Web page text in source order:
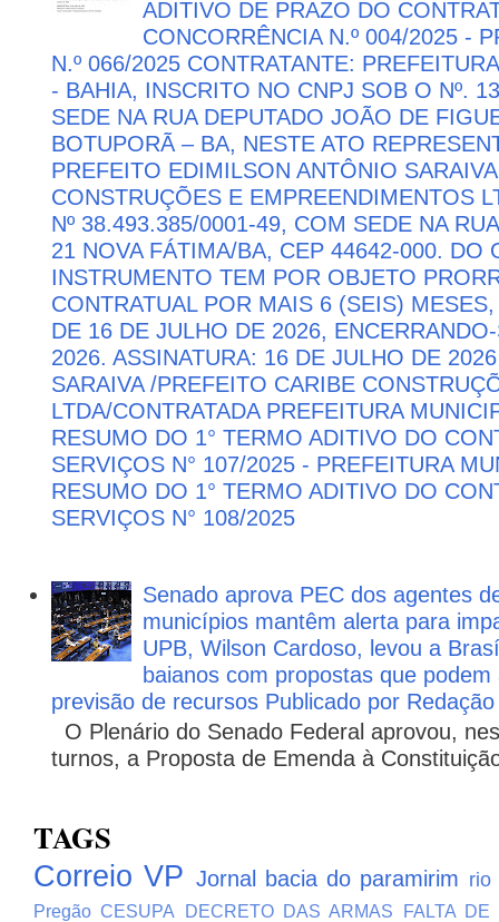
ADITIVO DE PRAZO DO
CONCORRÊNCIA N.º 004/2025 -
N.º 066/2025 CONTRATANTE:
- BAHIA, INSCRITO NO CNPJ SOB O Nº.
SEDE NA RUA DEPUTADO JOÃO DE
BOTUPORÃ – BA, NESTE ATO
PREFEITO EDIMILSON ANTÔNIO
CONSTRUÇÕES E EMPREENDIMENTOS
Nº 38.493.385/0001-49, COM SEDE NA
21 NOVA FÁTIMA/BA, CEP 44642-000. DO
INSTRUMENTO TEM POR OBJETO
CONTRATUAL POR MAIS 6 (SEIS)
DE 16 DE JULHO DE 2026,
2026. ASSINATURA: 16 DE JULHO DE
SARAIVA /PREFEITO CARIBE
LTDA/CONTRATADA PREFEITURA
RESUMO DO 1° TERMO ADITIVO DO
SERVIÇOS N° 107/2025 - PREFEITURA
RESUMO DO 1° TERMO ADITIVO DO
SERVIÇOS N° 108/2025
Senado aprova PEC dos agentes
municípios mantêm alerta para
UPB, Wilson Cardoso, levou a
baianos com propostas que
previsão de recursos Publicado por
O Plenário do Senado Federal aprovou,
turnos, a Proposta de Emenda à
TAGS
Correio VP Jornal bacia do paramirim rio
Pregão CESUPA DECRETO DAS ARMAS
FALTA DE